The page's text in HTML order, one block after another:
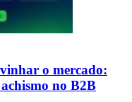
o mercado:
no B2B